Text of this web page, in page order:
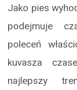
Jako pies
podejmuje
poleceń
kuvasza
najlepszy